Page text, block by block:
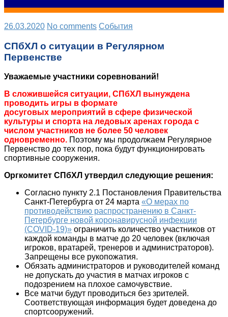
26.03.2020 No comments Cобытия
СПбХЛ о ситуации в Регулярном
Первенстве
Уважаемые участники соревнований!
В сложившейся ситуации, СПбХЛ вынуждена
проводить игры в формате
досуговых мероприятий в сфере физической
культуры и спорта на ледовых аренах города с
числом участников не более 50 человек
одновременно. Поэтому мы продолжаем Регулярное
Первенство до тех пор, пока будут функционировать
спортивные сооружения.
Оргкомитет СПбХЛ утвердил следующие решения:
Согласно пункту 2.1 Постановления Правительства
Санкт-Петербурга от 24 марта «О мерах по
противодействию распространению в Санкт-
Петербурге новой коронавирусной инфекции
(COVID-19)» ограничить количество участников от
каждой команды в матче до 20 человек (включая
игроков, вратарей, тренеров и администраторов).
Запрещены все рукопожатия.
Обязать администраторов и руководителей команд
не допускать до участия в матчах игроков с
подозрением на плохое самочувствие.
Все матчи будут проводиться без зрителей.
Соответствующая информация будет доведена до
спортсооружений.